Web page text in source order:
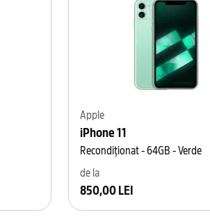
Apple
iPhone 11
Recondiționat - 64GB - Verde
de la
850,00 LEI